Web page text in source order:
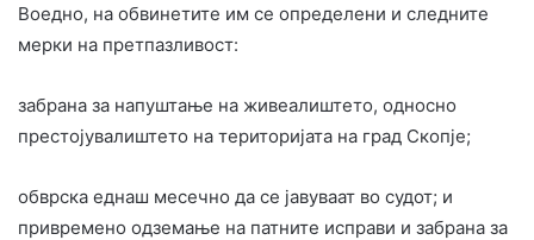
Воедно, на обвинетите им се определени и следните
мерки на претпазливост:
забрана за напуштање на живеалиштето, односно
престојувалиштето на територијата на град Скопје;
обврска еднаш месечно да се јавуваат во судот; и
привремено одземање на патните исправи и забрана за